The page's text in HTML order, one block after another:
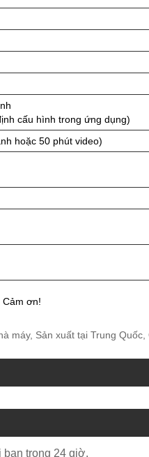
cấu hình trong ứng dụng)
hoặc 50 phút video)
Cảm ơn!
máy, Sản xuất tại Trung Quốc,
trong 24 giờ.